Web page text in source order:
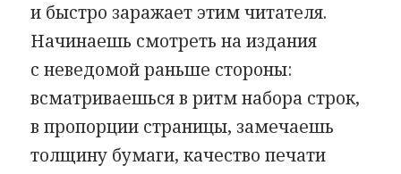
и быстро заражает этим читателя.
Начинаешь смотреть на издания
с неведомой раньше стороны:
всматриваешься в ритм набора строк,
в пропорции страницы, замечаешь
толщину бумаги, качество печати